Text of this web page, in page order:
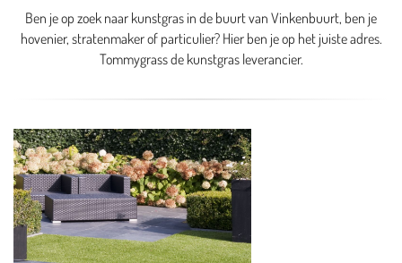
Ben je op zoek naar kunstgras in de buurt van Vinkenbuurt, ben je
hovenier, stratenmaker of particulier? Hier ben je op het juiste adres.
Tommygrass de kunstgras leverancier.